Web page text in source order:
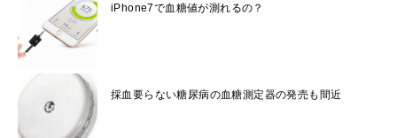
iPhone7で血糖値が測れるの？
採血要らない糖尿病の血糖測定器の発売も間近